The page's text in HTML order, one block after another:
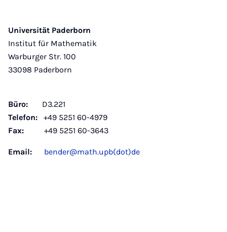
Universität Paderborn
Institut für Mathematik
Warburger Str. 100
33098 Paderborn
Büro: D3.221
Telefon: +49 5251 60-4979
Fax: +49 5251 60-3643
Email: bender@math.upb(dot)de